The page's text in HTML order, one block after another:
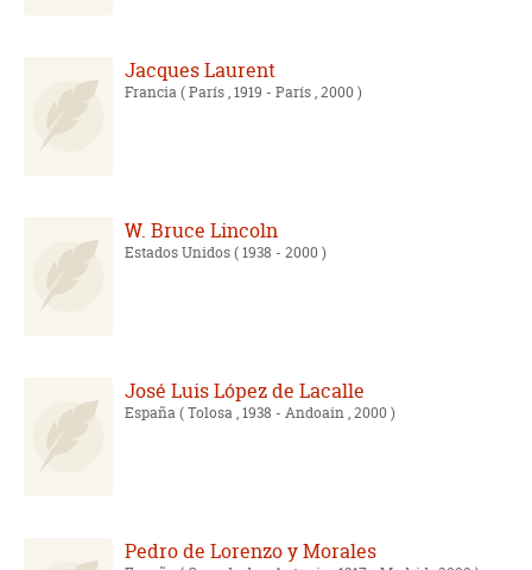
Jacques Laurent
Francia( París , 1919 - París , 2000 )
W. Bruce Lincoln
Estados Unidos( 1938 - 2000 )
José Luis López de Lacalle
España( Tolosa , 1938 - Andoain , 2000 )
Pedro de Lorenzo y Morales